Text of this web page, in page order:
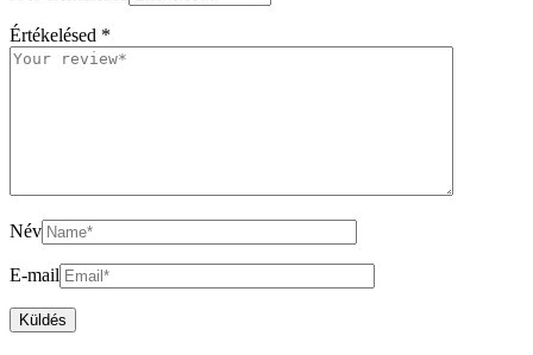
Értékelésed *
Név
E-mail